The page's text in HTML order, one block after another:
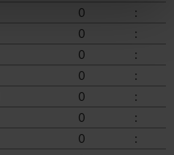
0
:
0
:
0
:
0
:
0
:
0
:
0
: